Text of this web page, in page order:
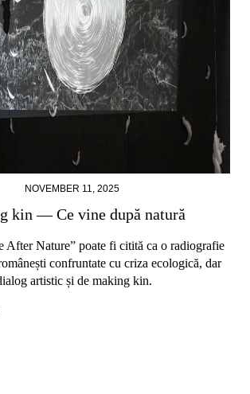
NOVEMBER 11, 2025
kin — Ce vine după natură
After Nature” poate fi citită ca o radiografie
confruntate cu criza ecologică, dar
artistic și de making kin.